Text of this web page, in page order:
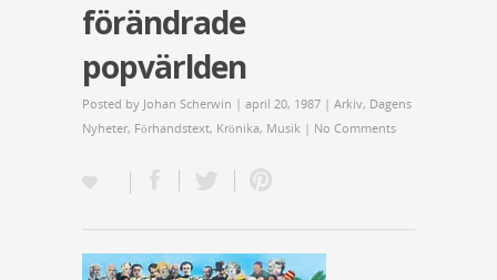
förändrade
popvärlden
Posted by Johan Scherwin | april 20, 1987 | Arkiv, Dagens
Nyheter, Förhandstext, Krönika, Musik | No Comments